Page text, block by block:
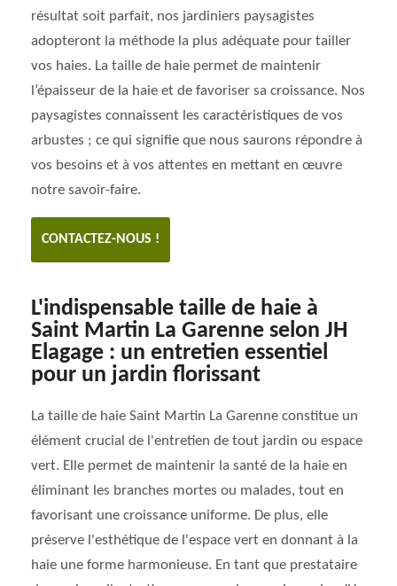
résultat soit parfait, nos jardiniers paysagistes
adopteront la méthode la plus adéquate pour tailler
vos haies. La taille de haie permet de maintenir
l’épaisseur de la haie et de favoriser sa croissance. Nos
paysagistes connaissent les caractéristiques de vos
arbustes ; ce qui signifie que nous saurons répondre à
vos besoins et à vos attentes en mettant en œuvre
notre savoir-faire.
CONTACTEZ-NOUS !
L'indispensable taille de haie à
Saint Martin La Garenne selon JH
Elagage : un entretien essentiel
pour un jardin florissant
La taille de haie Saint Martin La Garenne constitue un
élément crucial de l'entretien de tout jardin ou espace
vert. Elle permet de maintenir la santé de la haie en
éliminant les branches mortes ou malades, tout en
favorisant une croissance uniforme. De plus, elle
préserve l'esthétique de l'espace vert en donnant à la
haie une forme harmonieuse. En tant que prestataire